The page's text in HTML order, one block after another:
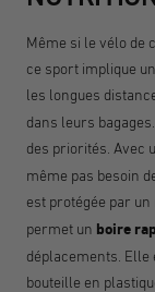
Même si le vélo de
ce sport implique
les longues
dans leurs
des priorités. Avec
même pas besoin
est protégée par
permet un boire
déplacements. Elle
bouteille en